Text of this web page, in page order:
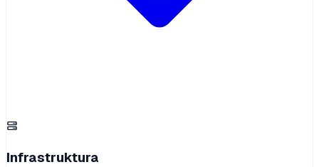
Infrastruktura